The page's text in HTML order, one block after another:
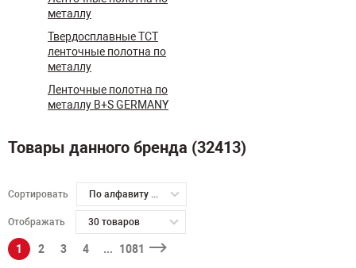
металлу
Твердосплавные TCT
ленточные полотна по
металлу
Ленточные полотна по
металлу B+S GERMANY
Товары данного бренда (32413)
Сортировать По алфавиту А-Я
Отображать 30 товаров
1 2 3 4 ... 1081